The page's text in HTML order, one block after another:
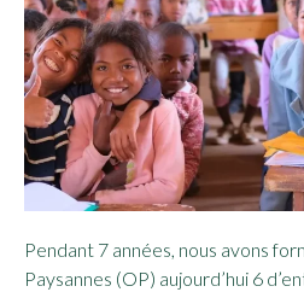
Pendant 7 années, nous avons fo
Paysannes (OP) aujourd’hui 6